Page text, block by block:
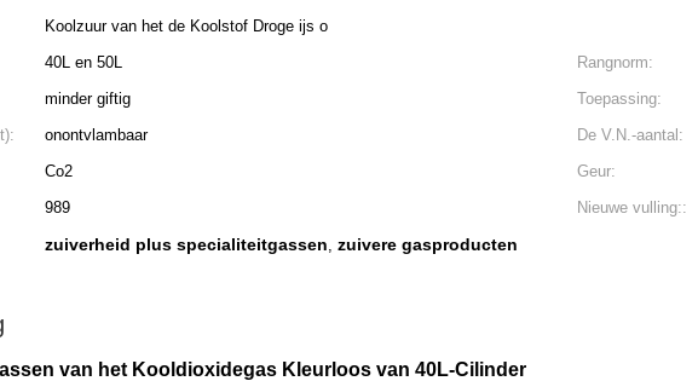
Koolzuur van het de Koolstof Droge ijs o
40L en 50L Rangnorm:
minder giftig Toepassing:
onontvlambaar De V.N.-aantal:
Co2 Geur:
989 Nieuwe vulling::
zuiverheid plus specialiteitgassen, zuivere gasproducten
van het Kooldioxidegas Kleurloos van 40L-Cilinder